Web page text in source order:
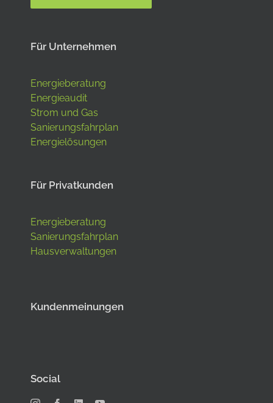
Für Unternehmen
Energieberatung
Energieaudit
Strom und Gas
Sanierungsfahrplan
Energielösungen
Für Privatkunden
Energieberatung
Sanierungsfahrplan
Hausverwaltungen
Kundenmeinungen
Social